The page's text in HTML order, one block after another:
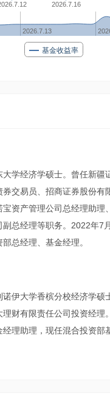
基金收益率
2026.7.16
2026.7.13
大学经济学硕士。曾任新
交易员、招商证券股份有
宝资产管理公司总经理助
副总经理等职务。2022年7
总经理、基金经理。
伊大学香槟分校经济学硕
财有限责任公司投资经
理助理，现任混合投资部